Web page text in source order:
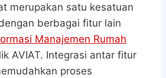
merupakan satu kesatuan
berbagai fitur lain
Manajemen Rumah
AVIAT. Integrasi antar fitur
proses